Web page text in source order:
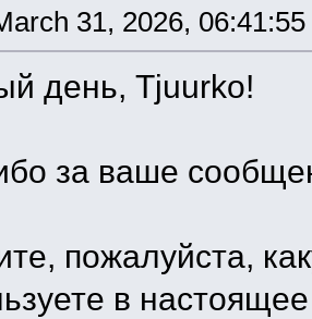
31, 2026,
день, Tjuurko!
за ваше
пожалуйста,
в